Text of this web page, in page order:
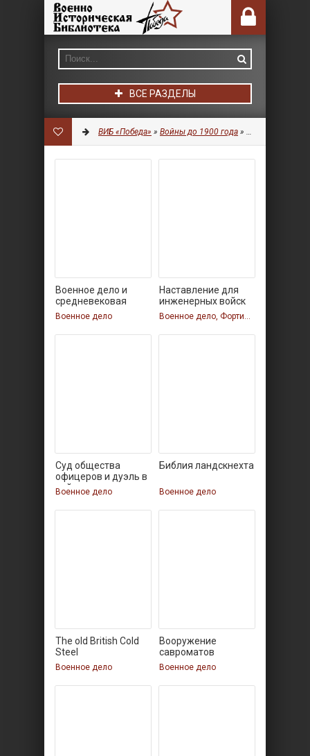
ВСЕ РАЗДЕЛЫ
ВИБ «Победа» » Войны до 1900 года » Военное дело
Военное дело и
средневековая
археология
Военное дело
Наставление для
инженерных войск
по
Военное дело, Фортификация
Суд общества
офицеров и дуэль в
войсках
Военное дело
Библия ландскнехта
Военное дело
The old British Cold
Steel
Военное дело
Вооружение
савроматов
Военное дело